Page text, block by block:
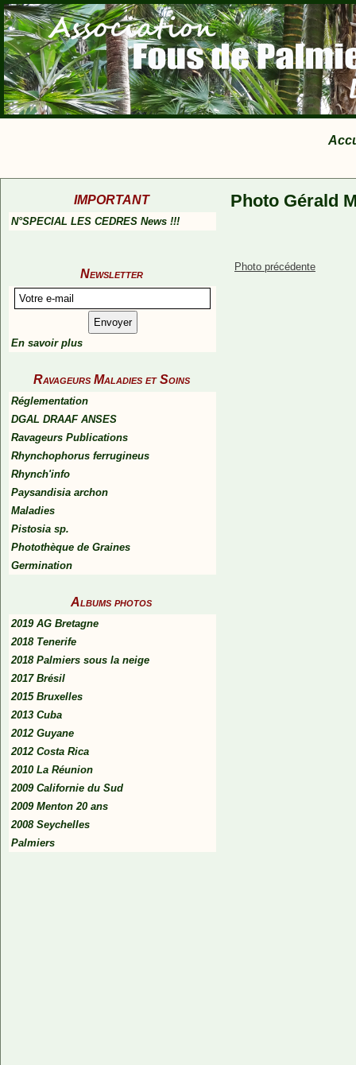
IMPORTANT
N°SPECIAL LES CEDRES News !!!
Newsletter
En savoir plus
Ravageurs Maladies et Soins
Réglementation
DGAL DRAAF ANSES
Ravageurs Publications
Rhynchophorus ferrugineus
Rhynch'info
Paysandisia archon
Maladies
Pistosia sp.
Photothèque de Graines
Germination
Albums photos
2019 AG Bretagne
2018 Tenerife
2018 Palmiers sous la neige
2017 Brésil
2015 Bruxelles
2013 Cuba
2012 Guyane
2012 Costa Rica
2010 La Réunion
2009 Californie du Sud
2009 Menton 20 ans
2008 Seychelles
Palmiers
Photo Gérald
Photo précédente